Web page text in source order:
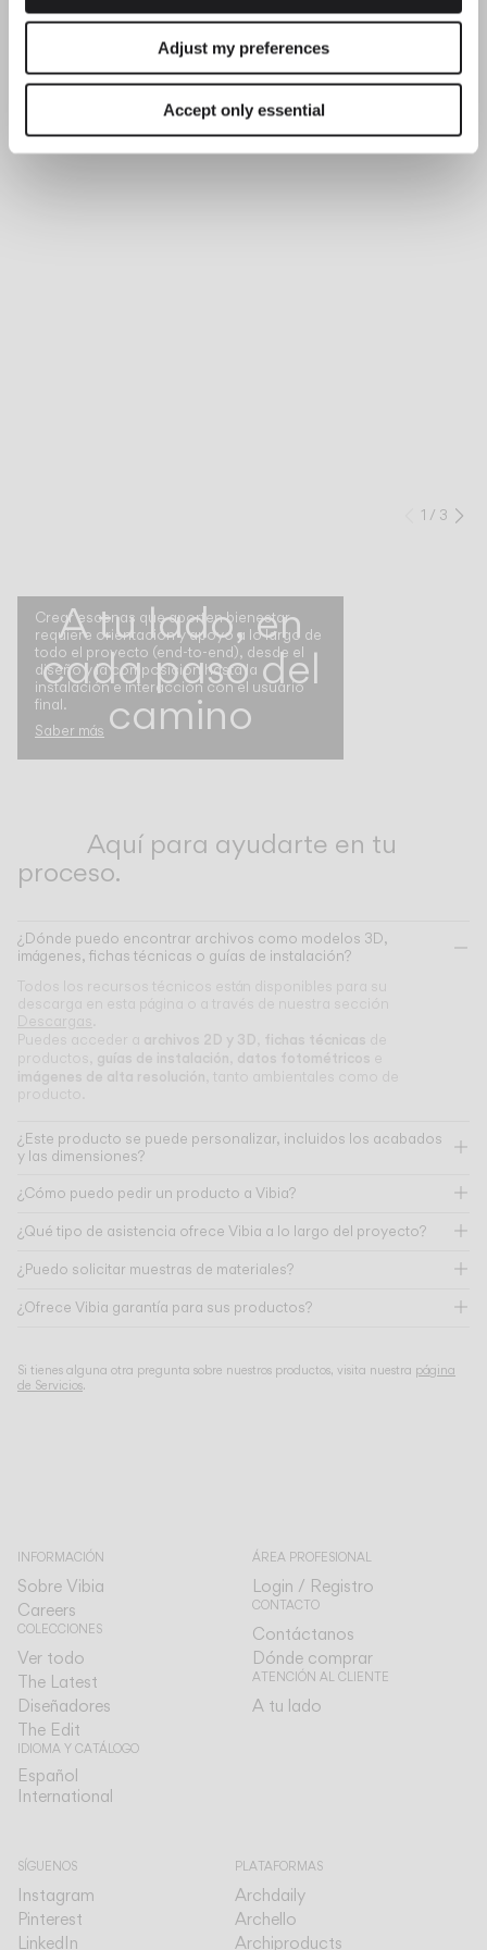
Adjust my preferences
Accept only essential
1 / 3
A tu lado, en
cada paso del
camino
Crear escenas que aporten bienestar
requiere orientación y apoyo a lo largo de
todo el proyecto (end-to-end), desde el
diseño y la composición hasta la
instalación e interacción con el usuario
final.
Saber más
Aquí para ayudarte en tu
proceso.
¿Dónde puedo encontrar archivos como modelos 3D,
imágenes, fichas técnicas o guías de instalación?
Todos los recursos técnicos están disponibles para su
descarga en esta página o a través de nuestra sección
Descargas
Puedes acceder a archivos 2D y 3D fichas técnicas de
productos, guías de instalación datos fotométricos e
imágenes de alta resolución , tanto ambientales como de
producto.
¿Este producto se puede personalizar, incluidos los acabados
y las dimensiones?
¿Cómo puedo pedir un producto a Vibia?
¿Qué tipo de asistencia ofrece Vibia a lo largo del proyecto?
¿Puedo solicitar muestras de materiales?
¿Ofrece Vibia garantía para sus productos?
Si tienes alguna otra pregunta sobre nuestros productos, visita nuestra página
de Servicios.
INFORMACIÓN
Sobre Vibia
Careers
COLECCIONES
Ver todo
The Latest
Diseñadores
The Edit
IDIOMA Y CATÁLOGO
Español
International
ÁREA PROFESIONAL
Login / Registro
CONTACTO
Contáctanos
Dónde comprar
ATENCIÓN AL CLIENTE
A tu lado
SÍGUENOS
Instagram
Pinterest
LinkedIn
PLATAFORMAS
Archdaily
Archello
Archiproducts